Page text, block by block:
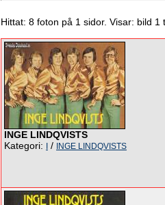
Hittat: 8 foton på 1 sidor. Visar: bild 1
INGE LINDQVISTS
Kategori:
/ INGE LINDQVISTS